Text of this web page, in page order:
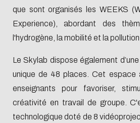
que sont organisés les WEEKS
Experience), abordant des
l'hydrogène, la mobilité et la pollution.
Le Skylab dispose également
unique de 48 places. Cet espace
enseignants pour favoriser,
créativité en travail de groupe.
technologique doté de 8